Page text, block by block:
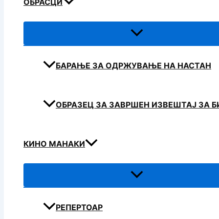
ОБРАСЦИ
БАРАЊЕ ЗА ОДРЖУВАЊЕ НА НАСТАН
ОБРАЗЕЦ ЗА ЗАВРШЕН ИЗВЕШТАЈ ЗА
КИНО МАНАКИ
РЕПЕРТОАР